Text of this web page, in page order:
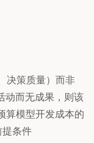
决策质量）而非
动而无成果，则该
算模型开发成本的
条件